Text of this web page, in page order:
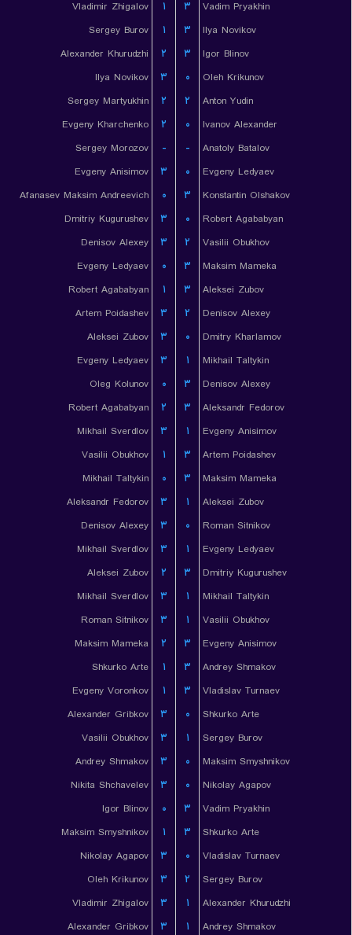
Vladimir Zhigalov ۱ ۳
Vadim Pryakhin
Sergey Burov
۱ ۳
Ilya Novikov
Alexander Khurudzhi
۲ ۳
Igor Blinov
Ilya Novikov
۳ ۰
Oleh Krikunov
Sergey Martyukhin
۲ ۲
Anton Yudin
Evgeny Kharchenko
۲ ۰
Ivanov Alexander
Sergey Morozov
- -
Anatoly Batalov
Evgeny Anisimov
۳ ۰
Evgeny Ledyaev
Afanasev Maksim Andreevich
۰ ۳
Konstantin Olshakov
Dmitriy Kugurushev
۳ ۰
Robert Agababyan
Denisov Alexey
۳ ۲
Vasilii Obukhov
Evgeny Ledyaev
۰ ۳
Maksim Mameka
Robert Agababyan
۱ ۳
Aleksei Zubov
Artem Poidashev
۳ ۲
Denisov Alexey
Aleksei Zubov
۳ ۰
Dmitry Kharlamov
Evgeny Ledyaev
۳ ۱
Mikhail Taltykin
Oleg Kolunov
۰ ۳
Denisov Alexey
Robert Agababyan
۲ ۳
Aleksandr Fedorov
Mikhail Sverdlov
۳ ۱
Evgeny Anisimov
Vasilii Obukhov
۱ ۳
Artem Poidashev
Mikhail Taltykin
۰ ۳
Maksim Mameka
Aleksandr Fedorov
۳ ۱
Aleksei Zubov
Denisov Alexey
۳ ۰
Roman Sitnikov
Mikhail Sverdlov
۳ ۱
Evgeny Ledyaev
Aleksei Zubov
۲ ۳
Dmitriy Kugurushev
Mikhail Sverdlov
۳ ۱
Mikhail Taltykin
Roman Sitnikov
۳ ۱
Vasilii Obukhov
Maksim Mameka
۲ ۳
Evgeny Anisimov
Shkurko Arte
۱ ۳
Andrey Shmakov
Evgeny Voronkov
۱ ۳
Vladislav Turnaev
Alexander Gribkov
۳ ۰
Shkurko Arte
Vasilii Obukhov
۳ ۱
Sergey Burov
Andrey Shmakov
۳ ۰
Maksim Smyshnikov
Nikita Shchavelev
۳ ۰
Nikolay Agapov
Igor Blinov
۰ ۳
Vadim Pryakhin
Maksim Smyshnikov
۱ ۳
Shkurko Arte
Nikolay Agapov
۳ ۰
Vladislav Turnaev
Oleh Krikunov
۳ ۲
Sergey Burov
Vladimir Zhigalov
۳ ۱
Alexander Khurudzhi
Alexander Gribkov
۳ ۱
Andrey Shmakov